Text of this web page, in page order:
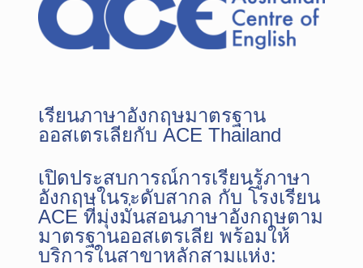
เรียนภาษาอังกฤษมาตรฐาน
ออสเตรเลียกับ ACE Thailand
เปิดประสบการณ์การเรียนรู้ภาษา
อังกฤษในระดับสากล กับ โรงเรียน
ACE ที่มุ่งมั่นสอนภาษาอังกฤษตาม
มาตรฐานออสเตรเลีย พร้อมให้
บริการในสาขาหลักสามแห่ง: